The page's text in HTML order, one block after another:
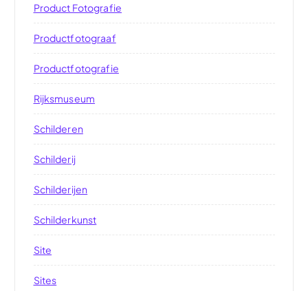
Product Fotografie
Productfotograaf
Productfotografie
Rijksmuseum
Schilderen
Schilderij
Schilderijen
Schilderkunst
Site
Sites